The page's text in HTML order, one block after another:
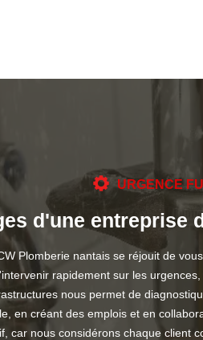
URGENCE
d'une entreprise
Plomberie nantais se réjouit de
rapidement sur les
nous permet de
en créant des emplois et en
car nous considérons chaque